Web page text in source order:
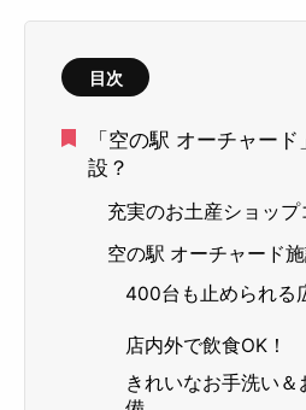
目次
「空の駅 オーチャー
設？
充実のお土産ショップ
空の駅 オーチャード
400台も止められる
店内外で飲食OK！
きれいなお手洗い